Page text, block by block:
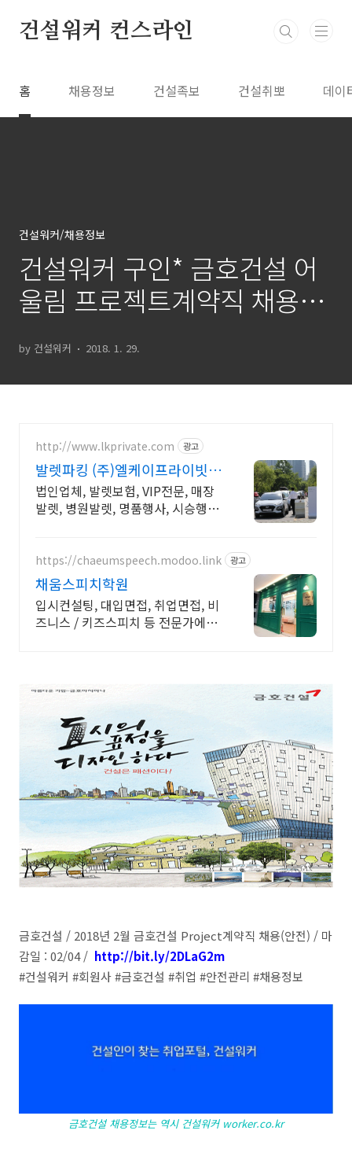
건설워커 컨스라인
홈 채용정보 건설족보 건설취뽀 데이
건설워커/채용정보
건설워커 구인* 금호건설 어
울림 프로젝트계약직 채용(안
by 건설워커 2018. 1. 29.
http://www.lkprivate.com 광고
발렛파킹 (주)엘케이프라이빗
카카오톡 상담 환영
법인업체, 발렛보험, VIP전문, 매장
발렛, 병원발렛, 명품행사, 시승행사
https://chaeumspeech.modoo.link 광고
채움스피치학원
입시컨설팅, 대입면접, 취업면접, 비
즈니스 / 키즈스피치 등 전문가에게
금호건설 / 2018년 2월 금호건설 Project계약직 채용(안전) / 마
감일 : 02/04 / http://bit.ly/2DLaG2m
#건설워커 #회원사 #금호건설 #취업 #안전관리 #채용정보
금호건설 채용정보는 역시 건설워커 worker.co.kr